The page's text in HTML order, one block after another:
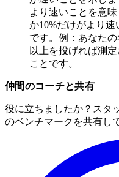
より速いことを意
か10%だけがより
です。例：あなたの
以上を投げれば測
ことです。
仲間のコーチと共有
役に立ちましたか？スタ
のベンチマークを共有し